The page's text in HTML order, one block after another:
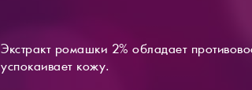
Экстракт ромашки 2% обладает
успокаивает кожу.